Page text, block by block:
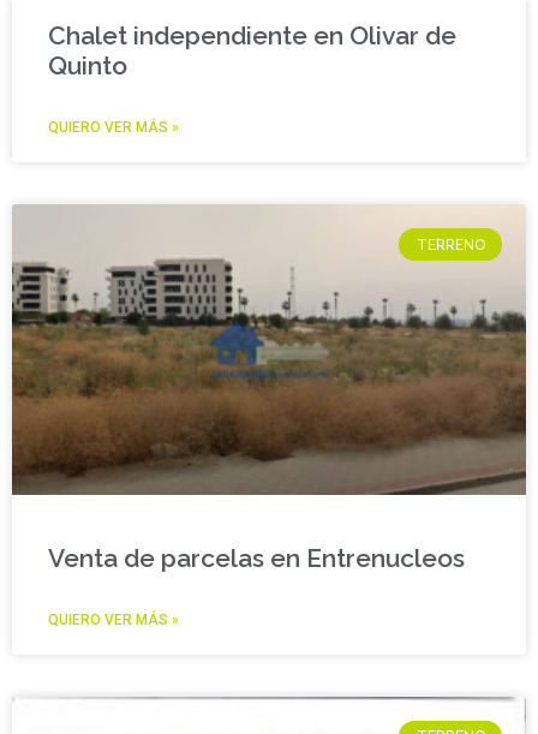
Chalet independiente en Olivar de
Quinto
QUIERO VER MÁS »
TERRENO
Venta de parcelas en Entrenucleos
QUIERO VER MÁS »